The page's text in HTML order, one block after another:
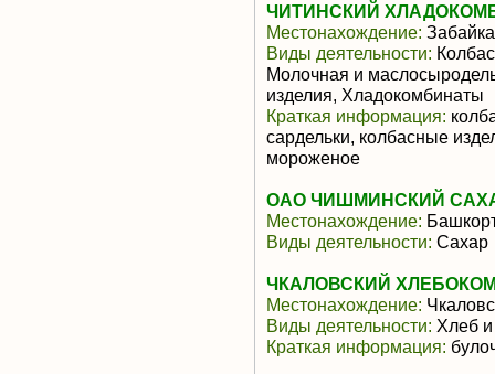
ЧИТИНСКИЙ
Местонахождение:
Виды деятельности:
Молочная и
изделия, Хладокомбинаты
Краткая информация:
сардельки, колбасные
мороженое
ОАО ЧИШМИНСКИЙ
Местонахождение:
Виды деятельности: Сахар
ЧКАЛОВСКИЙ
Местонахождение:
Виды деятельности: Хлеб
Краткая информация: